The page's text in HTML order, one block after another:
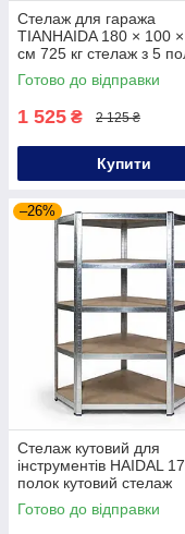
Стелаж для гаража
TIANHAIDA 180 × 100
см 725 кг стелаж з 5
для складу стелаж
металевий
Готово до відправки
1 525 ₴ 2 125 ₴
Купити
–26%
Стелаж кутовий для
інструментів HAIDAL
полок кутовий стелаж
металевий розбірний
для гаража
Готово до відправки